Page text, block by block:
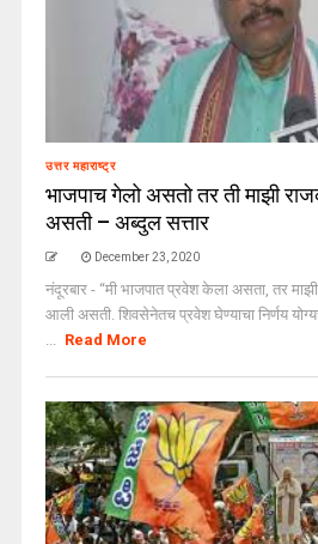
उत्तर महाराष्ट्र
भाजपाच गेलो असतो तर ती माझी
असती – अब्दुल सत्तार
December 23, 2020
नंदूरबार - “मी भाजपात प्रवेश केला असता, तर
आली असती. शिवसेनेतच प्रवेश घेण्याचा निर्णय
... Read More